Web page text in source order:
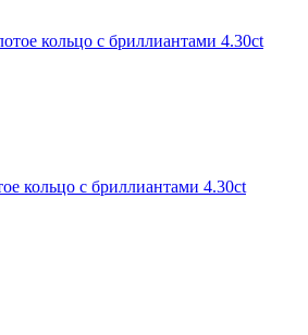
кольцо с бриллиантами 4.30ct